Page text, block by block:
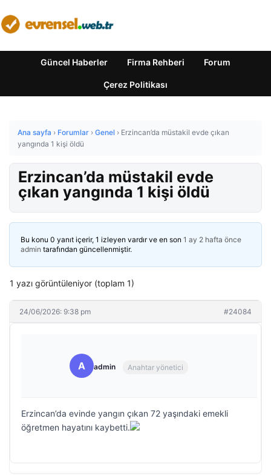
Güncel Haberler Firma Rehberi Forum
Çerez Politikası
Ana sayfa › Forumlar › Genel › Erzincan’da müstakil evde çıkan
yangında 1 kişi öldü
Erzincan’da müstakil evde
çıkan yangında 1 kişi öldü
Bu konu 0 yanıt içerir, 1 izleyen vardır ve en son 1 ay 2 hafta önce
admin tarafından güncellenmiştir.
1 yazı görüntüleniyor (toplam 1)
24/06/2026: 9:38 pm #24084
A admin Anahtar yönetici
Erzincan’da evinde yangın çıkan 72 yaşındaki emekli
öğretmen hayatını kaybetti.